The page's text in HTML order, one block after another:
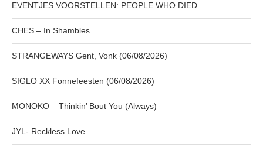
EVENTJES VOORSTELLEN: PEOPLE WHO DIED
CHES – In Shambles
STRANGEWAYS Gent, Vonk (06/08/2026)
SIGLO XX Fonnefeesten (06/08/2026)
MONOKO – Thinkin’ Bout You (Always)
JYL- Reckless Love